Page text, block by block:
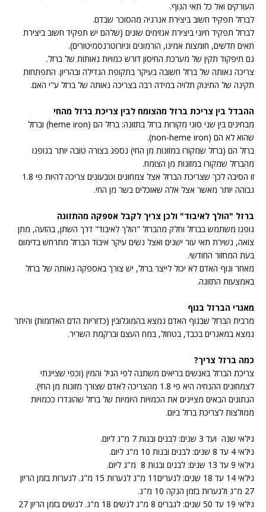
העורקים ואל כל תאי הגוף.
לברזל תפקיד חשוב ביצירת אנרגיה מהסוכר שבדם.
לברזל תפקיד חיוני ביצירת אנזימים שונים (שלהם יש תפקיד חשוב ביצירת
תאים חדשים, חומצות אמינו, הורמונים וניורוטרנסמיטורים).
גם תיפקוד תקין של מערכת החיסון דורש כמויות נאותות של ברזל.
צריכה נאותה של ברזל חשובה בעיקר בתקופת הגדילה ובהריון. התפתחות
תקינה של התינוק תלויה במידה רבה בצריכה נאותה של ברזל ע"י האם.
ההבדל בין צריכת ברזל מהצומח לבין צריכת ברזל מהחי
מבחינים בין שני סוגי מקורות ברזל בתזונה: ברזל הם (heme iron) וברזל
שהוא לא הם (non-heme iron).
ברזל הם (ברזל שמקורו במזונות מן החי) נספג בצורה טובה יותר בגופנו
מהברזל שמקורו במזונות מן הצומח.
זו הסיבה לכך שצריכת הברזל אצל צמחונים וטבעונים צריכה להיות פי 1.8
גבוהה יותר מאשר אצל אלה שאוכלים בשר מן החי.
ברזל "הולך לאיבוד" ולכן צריך לקבל אספקה מהתזונה
גופנו משתמש בברזל וחלק מהברזל "הולך לאיבוד" דרך השתן, בהזעה, מתן
צואה, נשירת תאי עור ישנים ואצל נשים עיקר איבוד הברזל מתרחש בדימום
בעת המחזור החודשי.
מאחר וגוף האדם לא יכול לייצר ברזל, יש צורך באספקה נאותה של ברזל
באמצעות התזונה.
מאגרי הברזל בגוף
מרבית הברזל שבגוף האדם נמצא בהמוגלובין (כדוריות הדם האדומות) והיתר
נמצא במאגרים בכבד, בטחול, במח העצם וברקמת השריר.
כמה ברזל צריך?
צריכת הברזל באנשים בריאים משתנה לפי הגיל והמין (וכפי שציינתי
לצמחונים ההנחיה היא פי 1.8 מהצריכה לאדם שצורך מזונות מן החי).
הנתונים הבאים מציינים את הכמויות היומיות של ברזל שהוגדרו ככמויות
ממולצות לצריכת ברזל ביום.
גילאי שנה ועד 3 שנים: לבנים ובנות 7 מ"ג ליום.
גילאי 4 עד 8 שנים: לבנים ובנות 10 מ"ג ליום.
גילאי 9 עד 13 שנים: לבנים ובנות 8 מ"ג ליום.
גילאי 14 עד 18 שנים: לנערים11 מ"ג לנערות 15 מ"ג. לנערות בזמן הריון
27 מ"ג ולנערות בזמן הנקה 10 מ"ג.
גילאי 19 עד 50 שנים: לגברים 8 מ"ג לנשים 18 מ"ג. לנשים בזמן הריון 27